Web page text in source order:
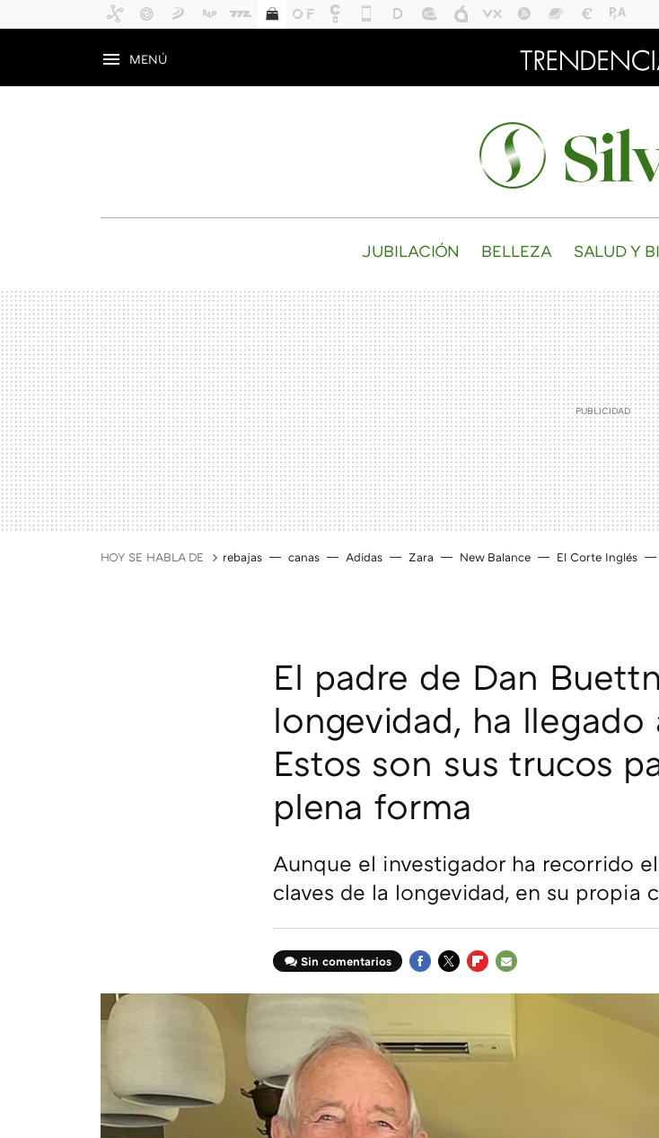
MENÚ
JUBILACIÓN BELLEZA SALUD Y
HOY SE HABLA DE rebajas canas Adidas Zara New Balance El Corte Inglés
El padre de Dan
longevidad, ha llegado
Estos son sus trucos
plena forma
Aunque el investigador ha recorrido
claves de la longevidad, en su propia
Sin comentarios